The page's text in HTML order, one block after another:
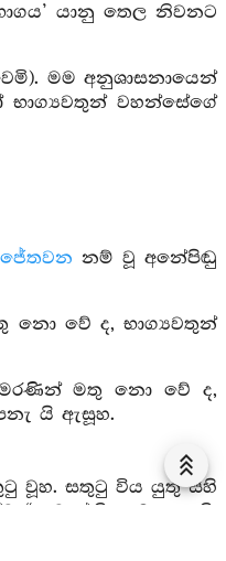
යානු තෙල නිවනට
මම අනුශාසනායෙන්
වහන්සේගේ
ජේතවන නම් වූ අනේපිඬු
නො වේ ද, භාග්‍යවතුන්
මතු නො වේ ද,
යි ඇසූහ.
වූහ. සතුටු විය යුතු සිහි
“ඇවැත්නි, යමකයෙනි,